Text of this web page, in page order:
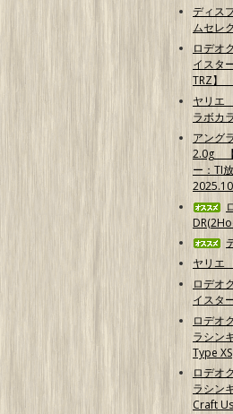
ディス
ムセレ
ロデオ
イスタ
TRZ】
ヤリエ
ラボカ
アング
2.0g 【
ー：TI
ヤリエ
ロデオ
イスタ
ロデオ
ラシン
Type XS
ロデオ
ラシン
Craft